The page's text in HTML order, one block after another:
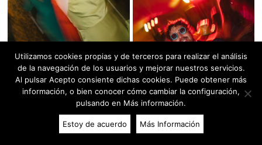
Utilizamos cookies propias y de terceros para realizar el análisis
de la navegación de los usuarios y mejorar nuestros servicios.
Al pulsar Acepto consiente dichas cookies. Puede obtener más
información, o bien conocer cómo cambiar la configuración,
pulsando en Más información.
Estoy de acuerdo Más Información